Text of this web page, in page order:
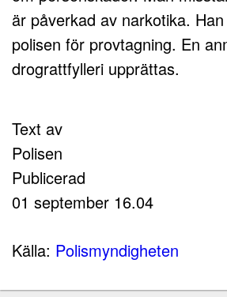
är påverkad av narkotika.
polisen för provtagning. En
drograttfylleri upprättas.
Text av
Polisen
Publicerad
01 september 16.04
Källa: Polismyndigheten